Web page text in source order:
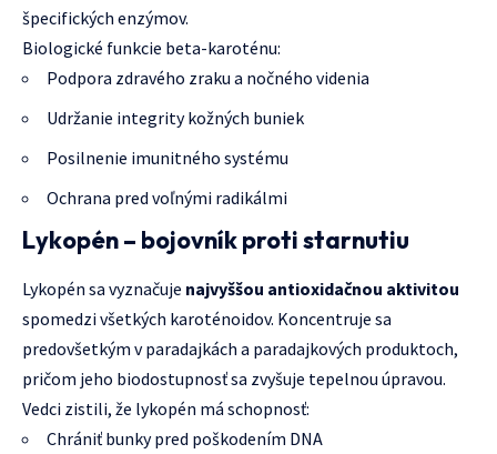
špecifických enzýmov.
Biologické funkcie beta-karoténu:
Podpora zdravého zraku a nočného videnia
Udržanie integrity kožných buniek
Posilnenie imunitného systému
Ochrana pred voľnými radikálmi
Lykopén – bojovník proti starnutiu
Lykopén sa vyznačuje najvyššou antioxidačnou aktivitou
spomedzi všetkých karoténoidov. Koncentruje sa
predovšetkým v paradajkách a paradajkových produktoch,
pričom jeho biodostupnosť sa zvyšuje tepelnou úpravou.
Vedci zistili, že lykopén má schopnosť:
Chrániť bunky pred poškodením DNA